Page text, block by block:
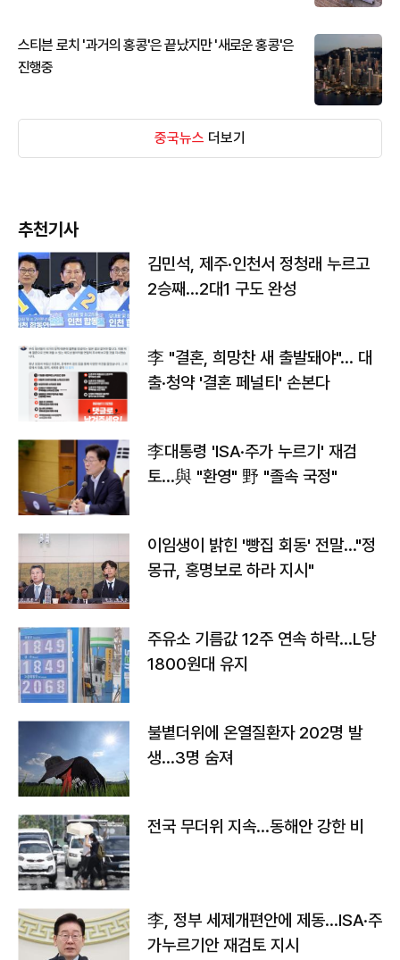
스티븐 로치 '과거의 홍콩'은 끝났지만 '새로운 홍콩'은
진행중
중국뉴스 더보기
추천기사
김민석, 제주·인천서 정청래 누르고
2승째…2대1 구도 완성
李 "결혼, 희망찬 새 출발돼야"… 대
출·청약 '결혼 페널티' 손본다
李대통령 'ISA·주가 누르기' 재검
토…與 "환영" 野 "졸속 국정"
이임생이 밝힌 '빵집 회동' 전말…"정
몽규, 홍명보로 하라 지시"
주유소 기름값 12주 연속 하락…L당
1800원대 유지
불볕더위에 온열질환자 202명 발
생…3명 숨져
전국 무더위 지속…동해안 강한 비
李, 정부 세제개편안에 제동…ISA·주
가누르기안 재검토 지시